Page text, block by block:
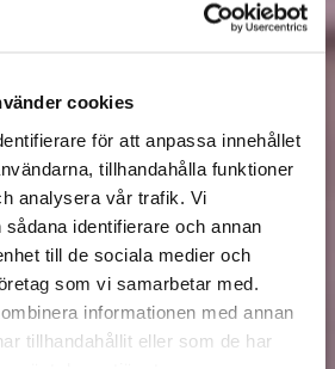
cookies
för att anpassa innehållet
tillhandahålla funktioner
analysera vår trafik. Vi
identifierare och annan
till de sociala medier och
som vi samarbetar med.
informationen med annan
tillhandahållit eller som de har